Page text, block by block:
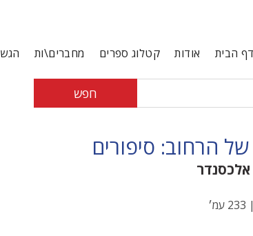
דף הבית אודות קטלוג ספרים מחברים\ות
חפש
הרחוב: סיפורים
אלכסנדר